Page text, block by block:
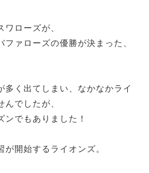
ローズが、
ァローズの優勝が決まった、
く出てしまい、 なかなかライ
でしたが、
でもありました！
が開始するライオンズ。